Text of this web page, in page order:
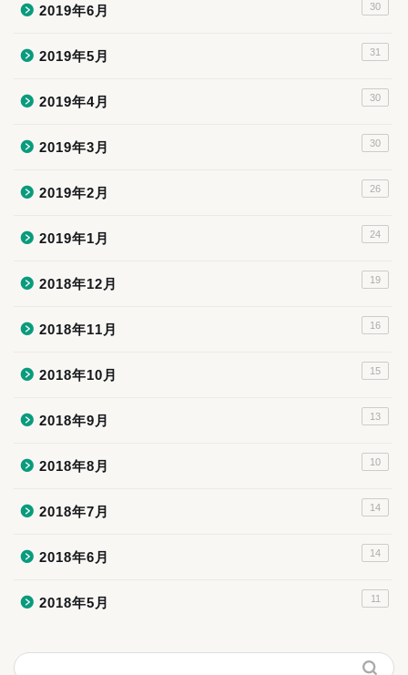
2019年6月 30
2019年5月 31
2019年4月 30
2019年3月 30
2019年2月 26
2019年1月 24
2018年12月 19
2018年11月 16
2018年10月 15
2018年9月 13
2018年8月 10
2018年7月 14
2018年6月 14
2018年5月 11